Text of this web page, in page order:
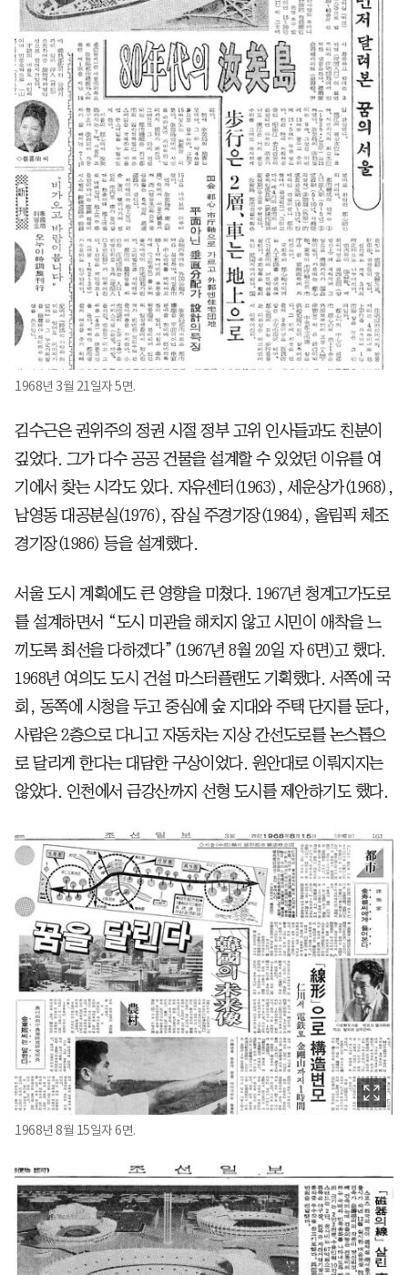
1968년 3월 21일자 5면.
김수근은 권위주의 정권 시절 정부 고위 인사들과도 친분이
깊었다. 그가 다수 공공 건물을 설계할 수 있었던 이유를 여
기에서 찾는 시각도 있다. 자유센터(1963), 세운상가(1968),
남영동 대공분실(1976), 잠실 주경기장(1984), 올림픽 체조
경기장(1986) 등을 설계했다.
서울 도시 계획에도 큰 영향을 미쳤다. 1967년 청계고가도로
를 설계하면서 “도시 미관을 해치지 않고 시민이 애착을 느
끼도록 최선을 다하겠다”(1967년 8월 20일 자 6면)고 했다.
1968년 여의도 도시 건설 마스터플랜도 기획했다. 서쪽에 국
회, 동쪽에 시청을 두고 중심에 숲 지대와 주택 단지를 둔다,
사람은 2층으로 다니고 자동차는 지상 간선도로를 논스톱으
로 달리게 한다는 대담한 구상이었다. 원안대로 이뤄지지는
않았다. 인천에서 금강산까지 선형 도시를 제안하기도 했다.
1968년 8월 15일자 6면.